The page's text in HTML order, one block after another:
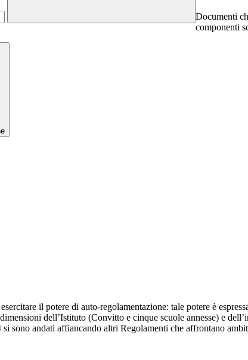
Documenti
componenti
il potere di auto-regolamentazione: tale potere è
dell’Istituto (Convitto e cinque scuole annesse) e
sono andati affiancando altri Regolamenti che affrontano